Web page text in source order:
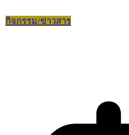
กิจกรรม/ข่าวสาร